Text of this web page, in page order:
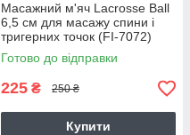
Масажний м'яч Lacrosse Ball
6,5 см для масажу спини і
тригерних точок (FI-7072)
Готово до відправки
225 ₴ 250 ₴
Купити